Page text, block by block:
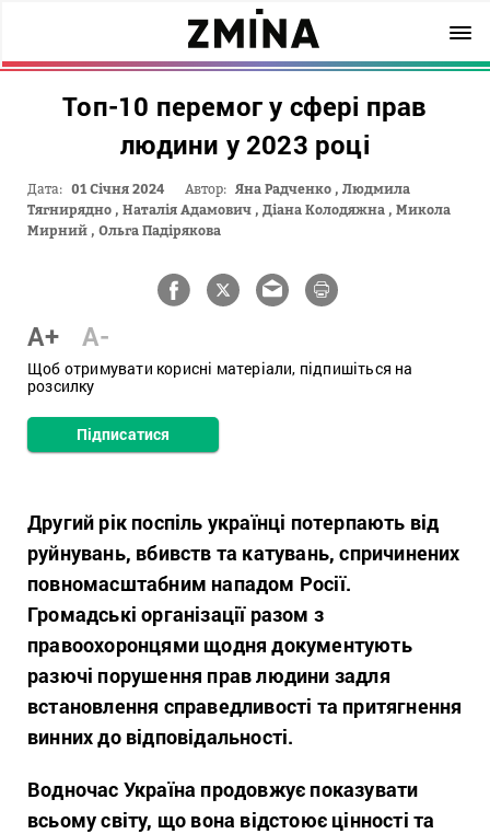
Топ-10 перемог у сфері прав
людини у 2023 році
Дата: 01 Січня 2024 Автор: Яна Радченко , Людмила
Тягнирядно , Наталія Адамович , Діана Колодяжна , Микола
Мирний , Ольга Падірякова
A+ A-
Щоб отримувати корисні матеріали, підпишіться на
розсилку
Підписатися
Другий рік поспіль українці потерпають від
руйнувань, вбивств та катувань, спричинених
повномасштабним нападом Росії.
Громадські організації разом з
правоохоронцями щодня документують
разючі порушення прав людини задля
встановлення справедливості та притягнення
винних до відповідальності.
Водночас Україна продовжує показувати
всьому світу, що вона відстоює цінності та